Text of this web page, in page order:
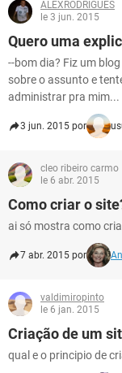
ALEXRODRIGUES
le 3 jun. 2015
Quero uma
--bom dia? Fiz um
sobre o assunto e
administrar pra mim...
3 jun. 2015 por
cleo ribeiro carmo
le 6 abr. 2015
Como criar o
ai só mostra como
7 abr. 2015 por
valdimiropinto
le 6 jan. 2015
Criação de um
qual e o principio de